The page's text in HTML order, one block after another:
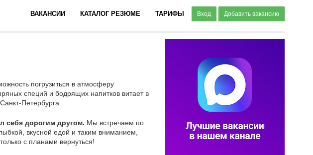
ВАКАНСИИ КАТАЛОГ РЕЗЮМЕ ТАРИФЫ Вход Добавить вакансию
погрузиться в атмосферу
специй и бодрящих напитков витает в
Петербурга.
себя дорогим другом. Мы встречаем по
вкусной едой и таким вниманием,
с планами вернуться!